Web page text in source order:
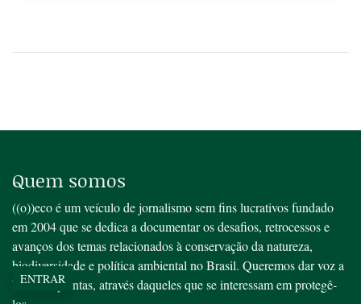
Quem somos
((o))eco é um veículo de jornalismo sem fins lucrativos fundado
em 2004 que se dedica a documentar os desafios, retrocessos e
avanços dos temas relacionados à conservação da natureza,
biodiversidade e política ambiental no Brasil. Queremos dar voz a
bichos e plantas, através daqueles que se interessam em protegê-
ENTRAR